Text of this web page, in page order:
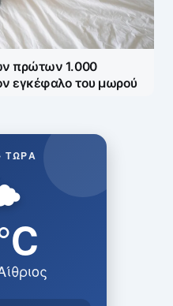
πρώτων 1.000
εγκέφαλο του μωρού
ΤΏΡΑ